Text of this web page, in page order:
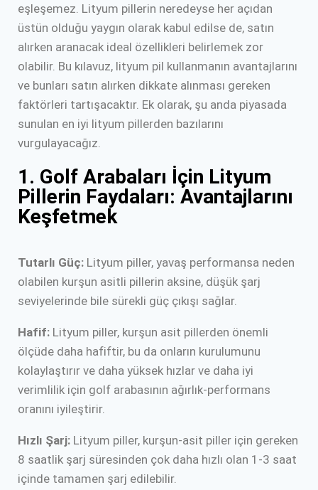
eşleşemez. Lityum pillerin neredeyse her açıdan
üstün olduğu yaygın olarak kabul edilse de, satın
alırken aranacak ideal özellikleri belirlemek zor
olabilir. Bu kılavuz, lityum pil kullanmanın avantajlarını
ve bunları satın alırken dikkate alınması gereken
faktörleri tartışacaktır. Ek olarak, şu anda piyasada
sunulan en iyi lityum pillerden bazılarını
vurgulayacağız.
1. Golf Arabaları İçin Lityum
Pillerin Faydaları: Avantajlarını
Keşfetmek
Tutarlı Güç: Lityum piller, yavaş performansa neden
olabilen kurşun asitli pillerin aksine, düşük şarj
seviyelerinde bile sürekli güç çıkışı sağlar.
Hafif: Lityum piller, kurşun asit pillerden önemli
ölçüde daha hafiftir, bu da onların kurulumunu
kolaylaştırır ve daha yüksek hızlar ve daha iyi
verimlilik için golf arabasının ağırlık-performans
oranını iyileştirir.
Hızlı Şarj: Lityum piller, kurşun-asit piller için gereken
8 saatlik şarj süresinden çok daha hızlı olan 1-3 saat
içinde tamamen şarj edilebilir.